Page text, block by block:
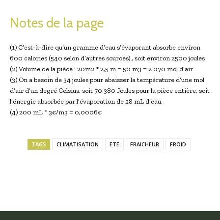
Notes de la page
(1) C’est-à-dire qu’un gramme d’eau s’évaporant absorbe environ
600 calories (540 selon d’autres sources) , soit environ 2500 joules
(2) Volume de la pièce : 20m2 * 2,5 m = 50 m3 = 2 070 mol d’air
(3) On a besoin de 34 joules pour abaisser la température d’une mol
d’air d’un degré Celsius, soit 70 380 Joules pour la pièce entière, soit
l’énergie absorbée par l’évaporation de 28 mL d’eau.
(4) 200 mL * 3€/m3 = 0,0006€
TAGS CLIMATISATION ETE FRAICHEUR FROID